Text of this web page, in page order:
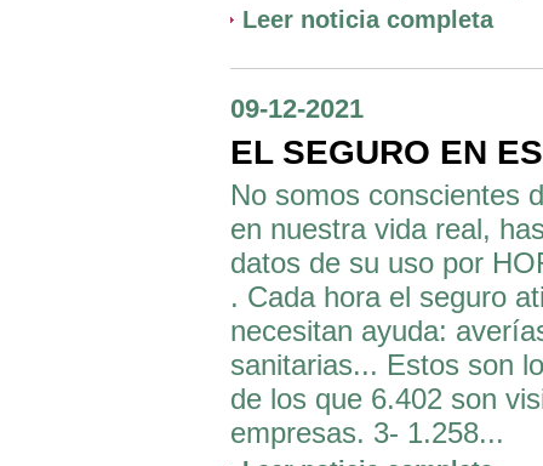
Leer noticia completa
09-12-2021
EL SEGURO EN
No somos conscientes
en nuestra vida real,
datos de su uso por
. Cada hora el seguro
necesitan ayuda:
sanitarias... Estos son
de los que 6.402 son
empresas. 3- 1.258...